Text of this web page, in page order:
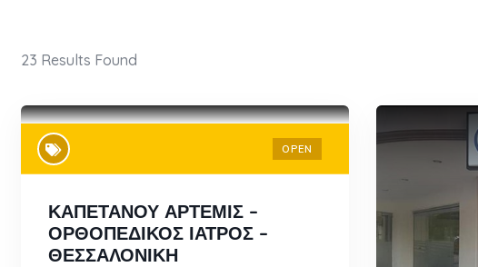
23 Results Found
OPEN
ΚΑΠΕΤΑΝΟΥ ΑΡΤΕΜΙΣ –
ΟΡΘΟΠΕΔΙΚΟΣ ΙΑΤΡΟΣ –
ΘΕΣΣΑΛΟΝΙΚΗ